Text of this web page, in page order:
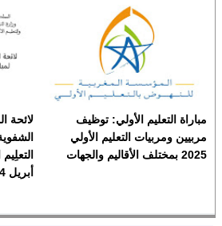
مباراة التعليم الأولي: توظيف
مربيين ومربيات التعليم الأولي
2025 بمختلف الأقاليم والجهات
لائحة
أبريل 2024